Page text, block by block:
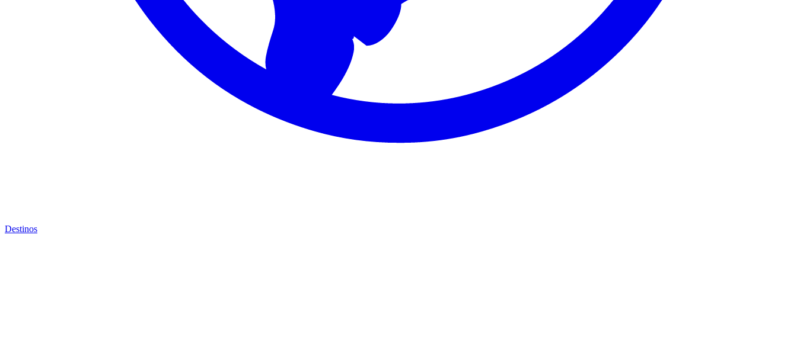
Destinos